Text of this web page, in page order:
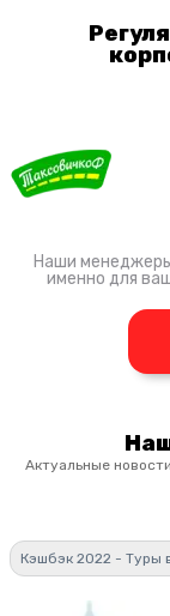
Наши
именно для
Актуальные
Кэшбэк 2022 - Туры